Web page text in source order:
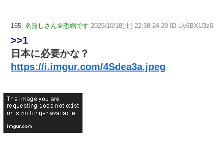
165: 名無しさん＠恐縮です 2025/10/18(土) 22:58:24.29 ID:Uy6BXU3z0
>>1
日本に必要かな？
https://i.imgur.com/4Sdea3a.jpeg